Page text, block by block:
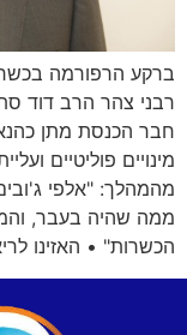
ברקע הרפורמה
רבני צהר הרב דוד
חבר הכנסת מתן
מינויים פוליטיים
מהמהלך: "אלפי
ממה שהיה בעבר,
הכשרות" • האזינו